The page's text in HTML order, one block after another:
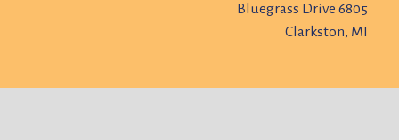
6805 Bluegrass Drive
Clarkston, MI